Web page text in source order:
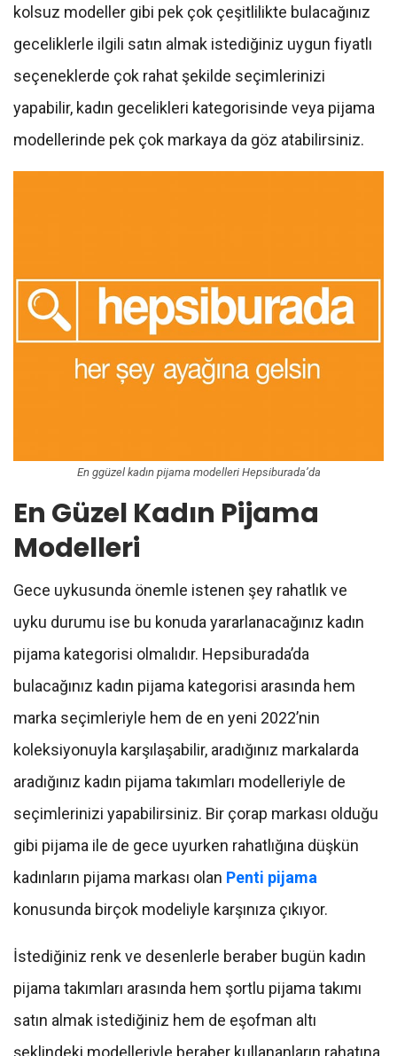
kolsuz modeller gibi pek çok çeşitlilikte bulacağınız
geceliklerle ilgili satın almak istediğiniz uygun fiyatlı
seçeneklerde çok rahat şekilde seçimlerinizi
yapabilir, kadın gecelikleri kategorisinde veya pijama
modellerinde pek çok markaya da göz atabilirsiniz.
En ggüzel kadın pijama modelleri Hepsiburada’da
En Güzel Kadın Pijama
Modelleri
Gece uykusunda önemle istenen şey rahatlık ve
uyku durumu ise bu konuda yararlanacağınız kadın
pijama kategorisi olmalıdır. Hepsiburada’da
bulacağınız kadın pijama kategorisi arasında hem
marka seçimleriyle hem de en yeni 2022’nin
koleksiyonuyla karşılaşabilir, aradığınız markalarda
aradığınız kadın pijama takımları modelleriyle de
seçimlerinizi yapabilirsiniz. Bir çorap markası olduğu
gibi pijama ile de gece uyurken rahatlığına düşkün
kadınların pijama markası olan Penti pijama
konusunda birçok modeliyle karşınıza çıkıyor.
İstediğiniz renk ve desenlerle beraber bugün kadın
pijama takımları arasında hem şortlu pijama takımı
satın almak istediğiniz hem de eşofman altı
şeklindeki modelleriyle beraber kullananların rahatına